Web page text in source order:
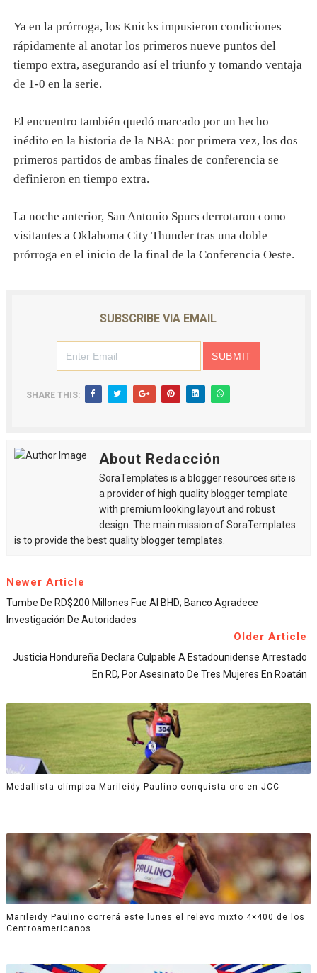
Ya en la prórroga, los Knicks impusieron condiciones
rápidamente al anotar los primeros nueve puntos del
tiempo extra, asegurando así el triunfo y tomando ventaja
de 1-0 en la serie.
El encuentro también quedó marcado por un hecho
inédito en la historia de la NBA: por primera vez, los dos
primeros partidos de ambas finales de conferencia se
definieron en tiempo extra.
La noche anterior, San Antonio Spurs derrotaron como
visitantes a Oklahoma City Thunder tras una doble
prórroga en el inicio de la final de la Conferencia Oeste.
SUBSCRIBE VIA EMAIL
SHARE THIS:
About Redacción
SoraTemplates is a blogger resources site is
a provider of high quality blogger template
with premium looking layout and robust
design. The main mission of SoraTemplates
is to provide the best quality blogger templates.
Newer Article
Tumbe De RD$200 Millones Fue Al BHD; Banco Agradece
Investigación De Autoridades
Older Article
Justicia Hondureña Declara Culpable A Estadounidense Arrestado
En RD, Por Asesinato De Tres Mujeres En Roatán
Medallista olímpica Marileidy Paulino conquista oro en JCC
Marileidy Paulino correrá este lunes el relevo mixto 4×400 de los
Centroamericanos